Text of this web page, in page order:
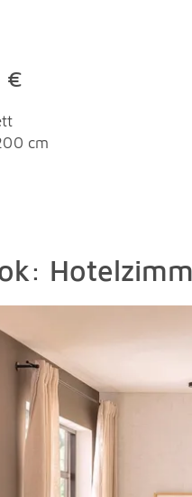
€
cm